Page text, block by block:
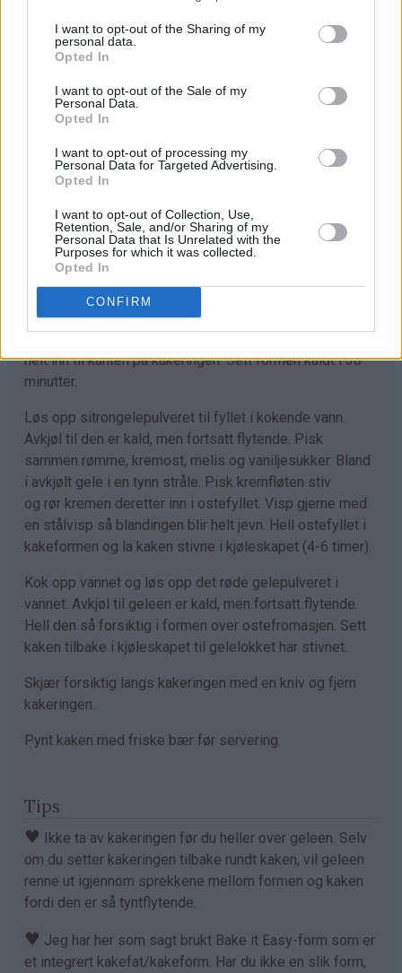
I want to opt-out of the Sharing of my
personal data.
Opted In
I want to opt-out of the Sale of my
Personal Data.
Opted In
I want to opt-out of processing my
Personal Data for Targeted Advertising.
Opted In
I want to opt-out of Collection, Use,
Retention, Sale, and/or Sharing of my
Personal Data that Is Unrelated with the
Purposes for which it was collected.
Opted In
CONFIRM
3 dl kremfløte
1 pk jordbær- eller bringebærgelepulver
2,5 dl vann
noen friske jordbær og blåbær
Fremgangsmåte
Knus kjeksen og bland kjekssmulene med smeltet smør.
Ha en kakering (24 cm i diameter) direkte på et
passende fat eller bruk integrert kakeform og kakefat
helt inn til kanten på kakeringen. Sett formen kaldt i 30
minutter.
Løs opp sitrongelepulveret til fyllet i kokende vann.
Avkjøl til den er kald, men fortsatt flytende. Pisk
sammen rømme, kremost, melis og vaniljesukker. Bland
i avkjølt gele i en tynn stråle. Pisk kremfløten stiv
og rør kremen deretter inn i ostefyllet. Visp gjerne med
en stålvisp så blandingen blir helt jevn. Hell ostefyllet i
kakeformen og la kaken stivne i kjøleskapet (4-6 timer).
Kok opp vannet og løs opp det røde gelepulveret i
vannet. Avkjøl til geleen er kald, men fortsatt flytende.
Hell den så forsiktig i formen over ostefromasjen. Sett
kaken tilbake i kjøleskapet til gelelokket har stivnet.
Skjær forsiktig langs kakeringen med en kniv og fjern
kakeringen.
Pynt kaken med friske bær før servering.
Tips
♥ Ikke ta av kakeringen før du heller over geleen. Selv
om du setter kakeringen tilbake rundt kaken, vil geleen
renne ut igjennom sprekkene mellom formen og kaken
fordi den er så tyntflytende.
♥ Jeg har her som sagt brukt Bake it Easy-form som er
et integrert kakefat/kakeform. Har du ikke en slik form,